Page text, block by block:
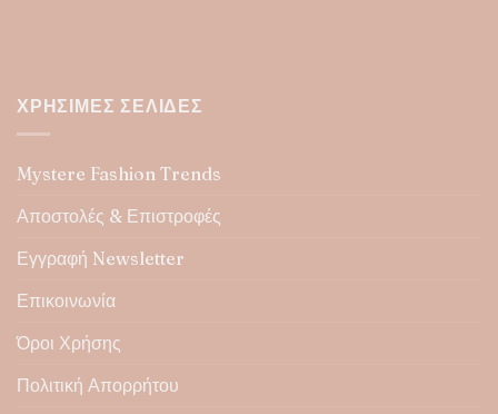
ΧΡΉΣΙΜΕΣ ΣΕΛΊΔΕΣ
Mystere Fashion Trends
Αποστολές & Επιστροφές
Εγγραφή Newsletter
Επικοινωνία
Όροι Χρήσης
Πολιτική Απορρήτου